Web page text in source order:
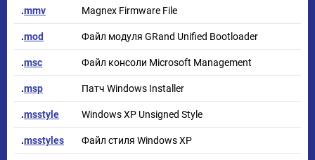
.mmv Magnex Firmware File
.mod Файл модуля GRand Unified Bootloader
.msc Файл консоли Microsoft Management
.msp Патч Windows Installer
.msstyle Windows XP Unsigned Style
.msstyles Файл стиля Windows XP